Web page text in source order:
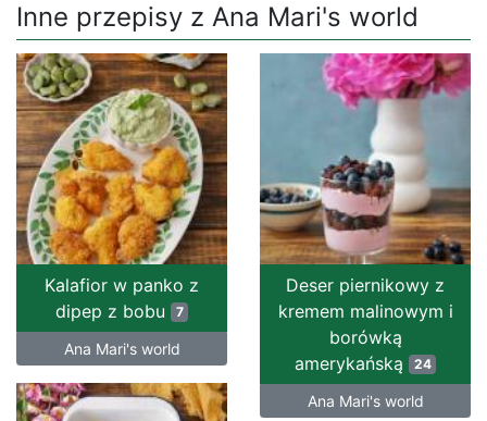
Inne przepisy z Ana Mari's world
Kalafior w panko z
dipep z bobu
7
Ana Mari's world
Deser piernikowy z
kremem malinowym i
borówką
amerykańską
24
Ana Mari's world